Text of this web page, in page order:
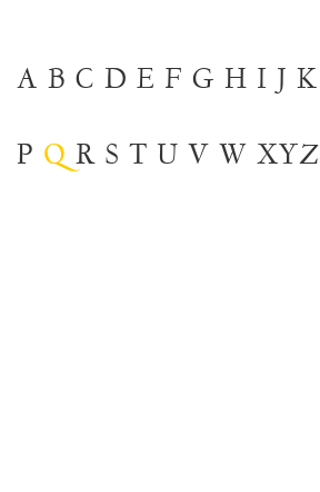
A B C D E F G H I J K
P Q R S T U V W XYZ